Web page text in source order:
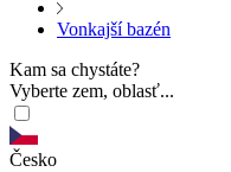
Vonkajší bazén
Kam sa chystáte?
Vyberte zem, oblasť...
Česko